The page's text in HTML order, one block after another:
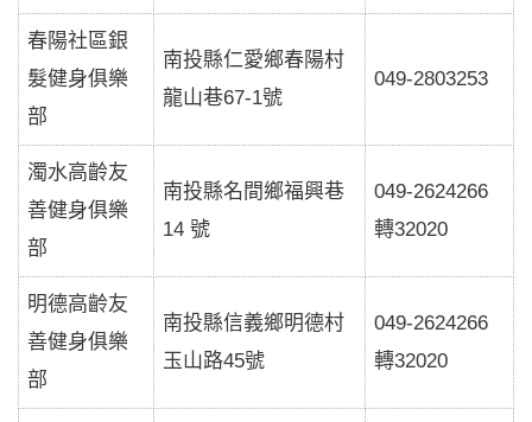
春陽社區銀
髮健身俱樂
部
南投縣仁愛鄉春陽村
龍山巷67-1號
049-2803253
濁水高齡友
善健身俱樂
部
南投縣名間鄉福興巷
14 號
049-2624266
轉32020
明德高齡友
善健身俱樂
部
南投縣信義鄉明德村
玉山路45號
049-2624266
轉32020